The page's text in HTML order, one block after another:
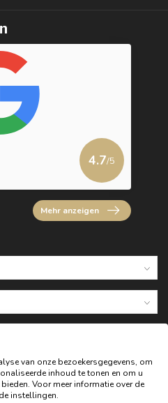
4.7/5
Mehr anzeigen
van onze bezoekersgegevens, om
inhoud te tonen en om u
Voor meer informatie over de
instellingen.